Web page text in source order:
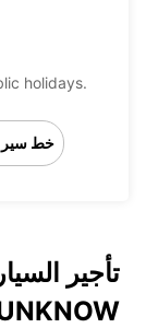
holidays.
خط سير
تأجير